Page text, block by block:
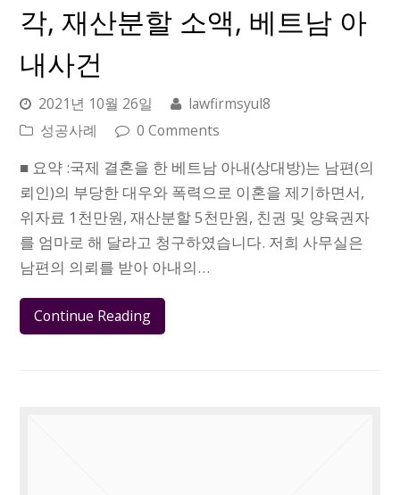
각, 재산분할 소액, 베트남 아
내사건
2021년 10월 26일
lawfirmsyul8
성공사례
0 Comments
■ 요약 :국제 결혼을 한 베트남 아내(상대방)는 남편(의
뢰인)의 부당한 대우와 폭력으로 이혼을 제기하면서,
위자료 1천만원, 재산분할 5천만원, 친권 및 양육권자
를 엄마로 해 달라고 청구하였습니다. 저희 사무실은
남편의 의뢰를 받아 아내의…
Continue Reading